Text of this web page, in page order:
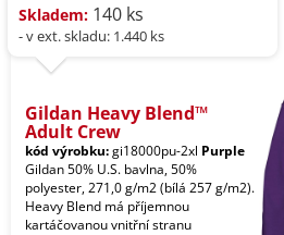
Skladem: 140 ks
- v ext. skladu: 1.440 ks
Gildan Heavy Blend™
Adult Crew
kód výrobku:gi18000pu-2xl Purple
Gildan 50% U.S. bavlna, 50%
polyester, 271,0 g/m2 (bílá 257 g/m2).
Heavy Blend má příjemnou
kartáčovanou vnitřní stranu